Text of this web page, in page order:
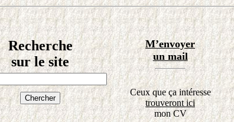
Recherche
sur le site
M’envoyer
un mail
Ceux que ça intéresse
trouveront ici
mon CV